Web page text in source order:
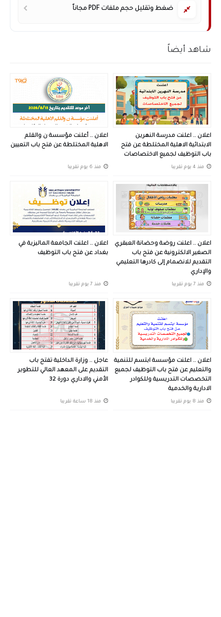
ضغط وتقليل حجم ملفات PDF مجاناً
شاهد أيضاً
اعلان .. اعلنت مدرسة النهرين
الابتدائية الاهلية المختلطة عن فتح
باب التوظيف لجميع الاختصاصات
منذ 4 يوم تقريبا
اعلان .. أعلنت مؤسسة ن والقلم
الاهلية المختلطة عن فتح باب التعيين
منذ 6 يوم تقريبا
اعلان .. اعلنت روضة وحضانة العبقري
الصغير الالكترونية عن فتح باب
التقديم للانضمام إلى كادرها التعليمي
والإداري
منذ 7 يوم تقريبا
اعلان .. اعلنت الجامعة الماليزية في
بغداد عن فتح باب التوظيف
منذ 7 يوم تقريبا
اعلان .. اعلنت مؤسسة ابتسم للتنمية
والتعليم عن فتح باب التوظيف لجميع
التخصصات التدريسية وللكوادر
الادارية والخدمية
منذ 8 يوم تقريبا
عاجل .. وزارة الداخلية تفتح باب
التقديم على المعهد العالي للتطوير
الأمني والاداري دورة 32
منذ 18 ساعة تقريبا